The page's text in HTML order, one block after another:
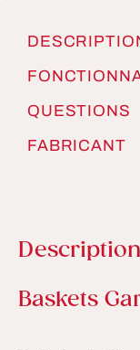
QUESTIONS
FABRICANT
Description
Baskets